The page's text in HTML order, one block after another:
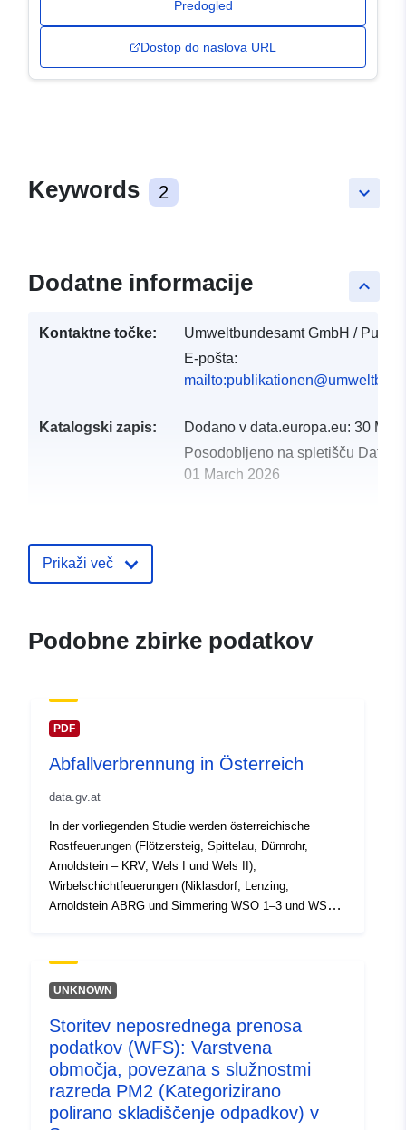
Predogled
Dostop do naslova URL
keyboard_arrow_down
Keywords 2
keyboard_arrow_up
Dodatne informacije
Kontaktne točke:
Umweltbundesamt GmbH /
E-pošta:
Katalogski zapis: Dodano v data.europa.eu: 30
Posodobljeno na spletišču
01 March 2026
Prikaži več
Podobne zbirke podatkov
PDF
Abfallverbrennung in Österreich
data.gv.at
In der vorliegenden Studie werden österreichische
Rostfeuerungen (Flötzersteig, Spittelau, Dürnrohr,
Arnoldstein – KRV, Wels I und Wels II),
Wirbelschichtfeuerungen (Niklasdorf, Lenzing,
Arnoldstein ABRG und Simmering WSO 1–3 und WSO
Abfallverbrennungsanlagen, die noch nicht im Betrieb
stehen (Pfaffenau, Zistersdorf, Dürnrohr Linie 3,
UNKNOWN
Storitev neposrednega prenosa
podatkov (WFS): Varstvena
območja, povezana s služnostmi
razreda PM2 (Kategorizirano
polirano skladiščenje odpadkov) v